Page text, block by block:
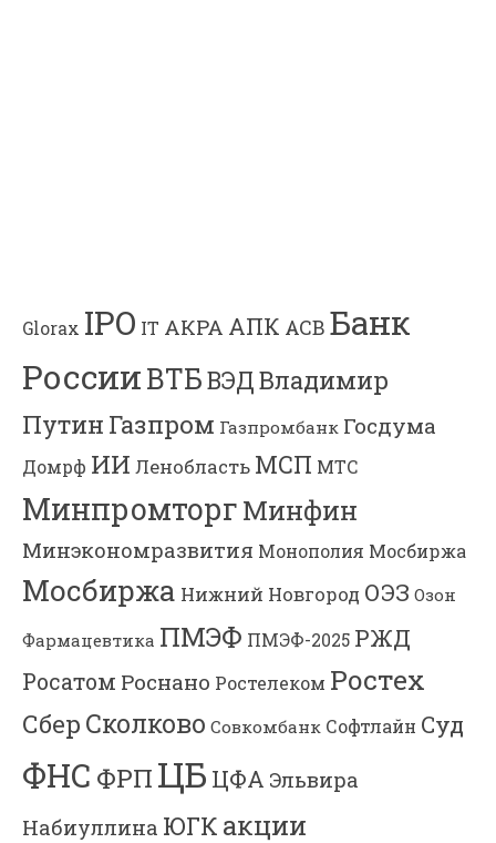
Glorax IPO IT АКРА АПК АСВ Банк
РоссииВТБВЭДВладимир
Путин Газпром Газпромбанк Госдума
Домрф ИИ Ленобласть МСП МТС
МинпромторгМинфин
Минэкономразвития Монополия Мосбиржа
Мосбиржа Нижний Новгород ОЭЗ Озон
Фармацевтика ПМЭФ ПМЭФ-2025 РЖД
Росатом Роснано Ростелеком Ростех
Сбер Сколково Совкомбанк Софтлайн Суд
ФНС ФРП ЦБ ЦФА Эльвира
Набиуллина ЮГК акции